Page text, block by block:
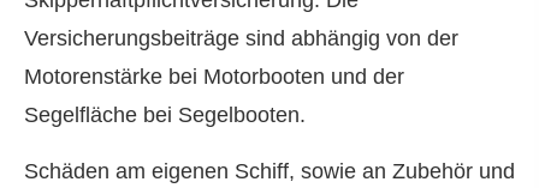
Versicherungsbeiträge sind abhängig von der
Motorenstärke bei Motorbooten und der
Segelfläche bei Segelbooten.
Schäden am eigenen Schiff, sowie an Zubehör und